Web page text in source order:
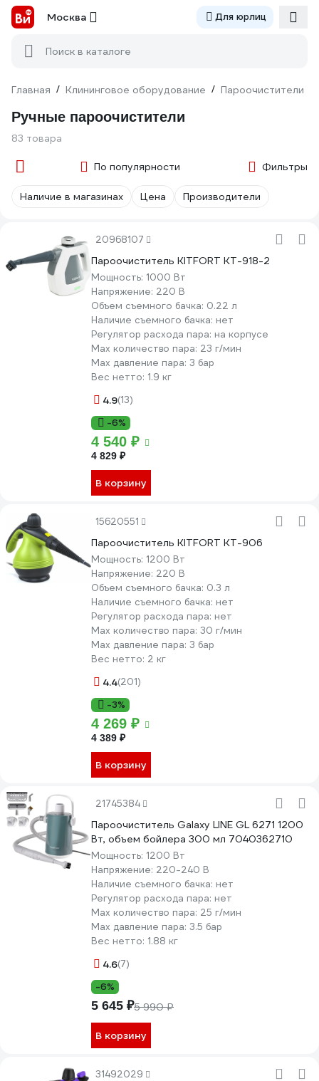
Москва Для юрлиц
Поиск в каталоге
Главная / Клининговое оборудование / Пароочистители
Ручные пароочистители
83 товара
По популярности Фильтры
Наличие в магазинах Цена Производители
20968107
Пароочиститель KITFORT КТ-918-2
Мощность: 1000 Вт
Напряжение: 220 В
Объем съемного бачка: 0.22 л
Наличие съемного бачка: нет
Регулятор расхода пара: на корпусе
Мах количество пара: 23 г/мин
Max давление пара: 3 бар
Вес нетто: 1.9 кг
4.9(13)
-6%
4 540 ₽
4 829 ₽
В корзину
15620551
Пароочиститель KITFORT КТ-906
Мощность: 1200 Вт
Напряжение: 220 В
Объем съемного бачка: 0.3 л
Наличие съемного бачка: нет
Регулятор расхода пара: нет
Мах количество пара: 30 г/мин
Max давление пара: 3 бар
Вес нетто: 2 кг
4.4(201)
-3%
4 269 ₽
4 389 ₽
В корзину
21745384
Пароочиститель Galaxy LINE GL 6271 1200
Вт, объем бойлера 300 мл 7040362710
Мощность: 1200 Вт
Напряжение: 220-240 В
Наличие съемного бачка: нет
Регулятор расхода пара: нет
Мах количество пара: 25 г/мин
Max давление пара: 3.5 бар
Вес нетто: 1.88 кг
4.6(7)
-6%
5 645 ₽5 990 ₽
В корзину
31492029